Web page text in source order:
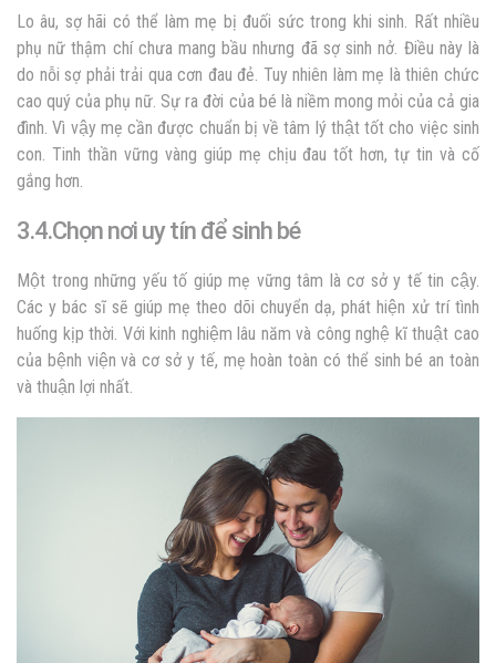
Lo âu, sợ hãi có thể làm mẹ bị đuối sức trong khi sinh. Rất nhiều
phụ nữ thậm chí chưa mang bầu nhưng đã sợ sinh nở. Điều này là
do nỗi sợ phải trải qua cơn đau đẻ. Tuy nhiên làm mẹ là thiên chức
cao quý của phụ nữ. Sự ra đời của bé là niềm mong mỏi của cả gia
đình. Vì vậy mẹ cần được chuẩn bị về tâm lý thật tốt cho việc sinh
con. Tinh thần vững vàng giúp mẹ chịu đau tốt hơn, tự tin và cố
gắng hơn.
3.4.Chọn nơi uy tín để sinh bé
Một trong những yếu tố giúp mẹ vững tâm là cơ sở y tế tin cậy.
Các y bác sĩ sẽ giúp mẹ theo dõi chuyển dạ, phát hiện xử trí tình
huống kịp thời. Với kinh nghiệm lâu năm và công nghệ kĩ thuật cao
của bệnh viện và cơ sở y tế, mẹ hoàn toàn có thể sinh bé an toàn
và thuận lợi nhất.